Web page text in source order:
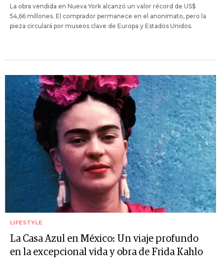
La obra vendida en Nueva York alcanzó un valor récord de US$
54,66 millones. El comprador permanece en el anonimato, pero la
pieza circulará por museos clave de Europa y Estados Unidos.
LIFESTYLE
La Casa Azul en México: Un viaje profundo
en la excepcional vida y obra de Frida Kahlo